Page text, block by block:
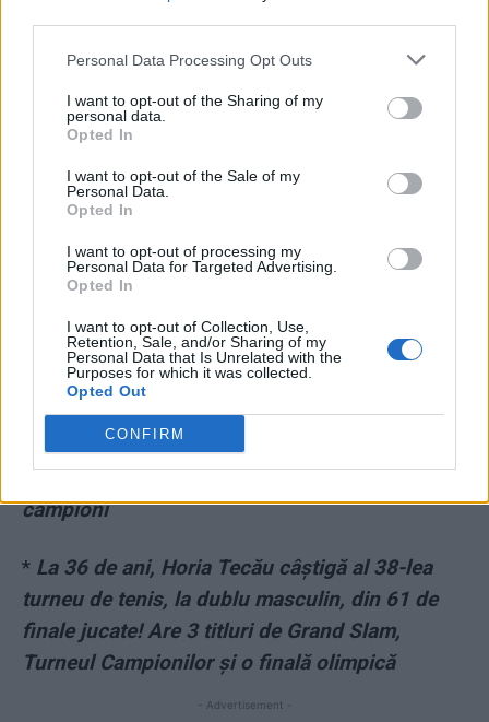
Personal Data Processing Opt Outs
I want to opt-out of the Sharing of my
personal data.
Opted In
I want to opt-out of the Sale of my
Personal Data.
Opted In
I want to opt-out of processing my
Personal Data for Targeted Advertising.
Opted In
I want to opt-out of Collection, Use,
Retention, Sale, and/or Sharing of my
Personal Data that Is Unrelated with the
Purposes for which it was collected.
Opted Out
CONFIRM
Formula în care noul Farul Constanța țintește
stadion modern, de 18.000 de locuri
Dacă vrei Liga Campionilor, ia-ți antrenor
german! Formidabila ștafetă Klopp – Flick –
Revoluție în fotbal! Conform noii reguli
adoptate de UEFA, vom avea mai multe meciuri
cu prelungiri și penalty-uri
Țeapă colosală luată de Olăroiu în China
comunistă! „Am trăit o mare minciună”. I-au
furat 10 milioane de dolari, deși i-a făcut
campioni
* La 36 de ani, Horia Tecău câștigă al 38-lea
turneu de tenis, la dublu masculin, din 61 de
finale jucate! Are 3 titluri de Grand Slam,
Turneul Campionilor și o finală olimpică
- Advertisement -